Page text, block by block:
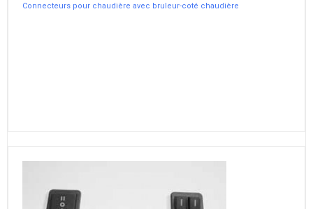
Connecteurs pour chaudière avec bruleur-coté chaudière